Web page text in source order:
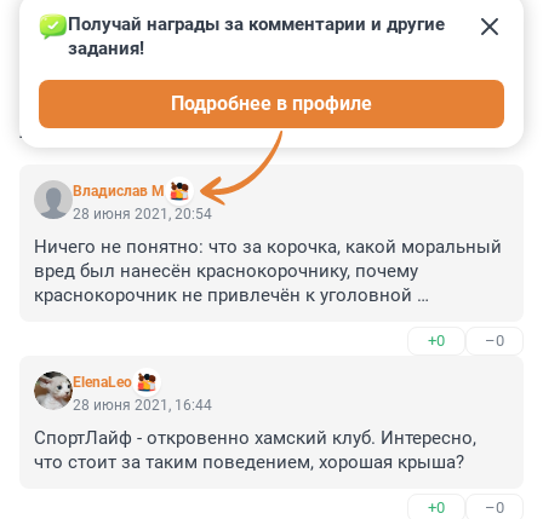
КОММЕНТАРИИ 7
Владислав М
Получай награды за комментарии и другие
задания!
Подробнее в профиле
28 июня 2021, 20:54
Ничего не понятно: что за корочка, какой моральный
вред был нанесён краснокорочнику, почему
краснокорочник не привлечён к уголовной
+0 –0
ElenaLeo
28 июня 2021, 16:44
СпортЛайф - откровенно хамский клуб. Интересно,
что стоит за таким поведением, хорошая крыша?
+0 –0